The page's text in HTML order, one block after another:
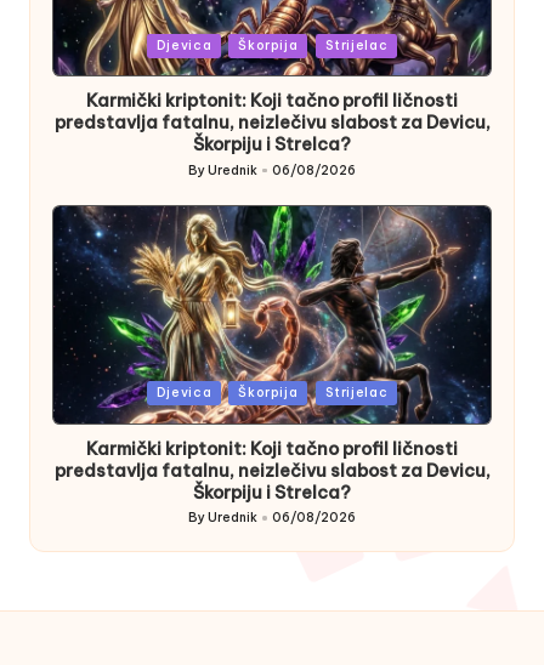
Posted
in
Djevica Škorpija Strijelac
Karmički kriptonit: Koji tačno profil ličnosti
predstavlja fatalnu, neizlečivu slabost za Devicu,
Škorpiju i Strelca?
Posted
ByUrednik 06/08/2026
Posted
in
Djevica Škorpija Strijelac
Karmički kriptonit: Koji tačno profil ličnosti
predstavlja fatalnu, neizlečivu slabost za Devicu,
Škorpiju i Strelca?
Posted
by
ByUrednik 06/08/2026